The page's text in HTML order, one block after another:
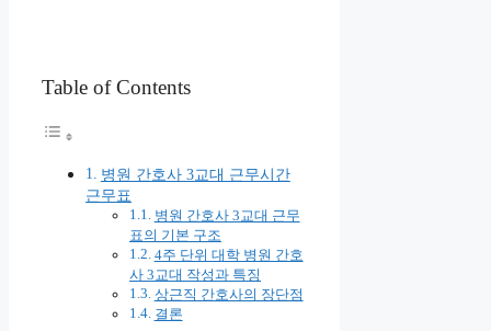
Table of Contents
병원 간호사 3교대 근무시간
근무표
병원 간호사 3교대 근무
표의 기본 구조
4주 단위 대학 병원 간호
사 3교대 작성과 특징
상근직 간호사의 장단점
결론